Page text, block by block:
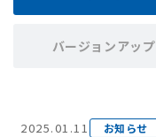
バージョンアップ
2025.01.11 お知らせ